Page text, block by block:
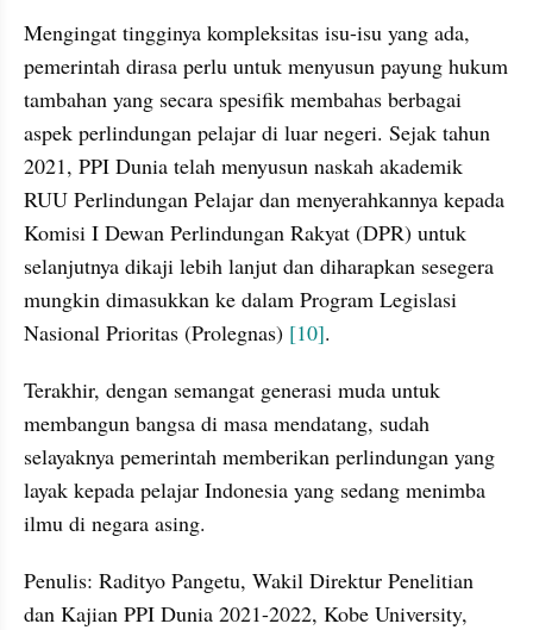
Mengingat tingginya kompleksitas isu-isu yang ada,
pemerintah dirasa perlu untuk menyusun payung hukum
tambahan yang secara spesifik membahas berbagai
aspek perlindungan pelajar di luar negeri. Sejak tahun
2021, PPI Dunia telah menyusun naskah akademik
RUU Perlindungan Pelajar dan menyerahkannya kepada
Komisi I Dewan Perlindungan Rakyat (DPR) untuk
selanjutnya dikaji lebih lanjut dan diharapkan sesegera
mungkin dimasukkan ke dalam Program Legislasi
Nasional Prioritas (Prolegnas) [10].
Terakhir, dengan semangat generasi muda untuk
membangun bangsa di masa mendatang, sudah
selayaknya pemerintah memberikan perlindungan yang
layak kepada pelajar Indonesia yang sedang menimba
ilmu di negara asing.
Penulis: Radityo Pangetu, Wakil Direktur Penelitian
dan Kajian PPI Dunia 2021-2022, Kobe University,